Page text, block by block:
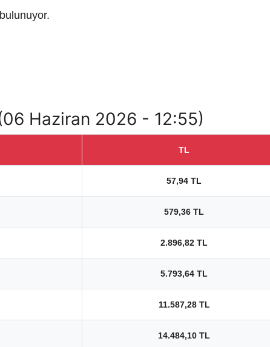
Haziran 2026 - 12:55)
TL
57,94 TL
579,36 TL
2.896,82 TL
5.793,64 TL
11.587,28 TL
14.484,10 TL